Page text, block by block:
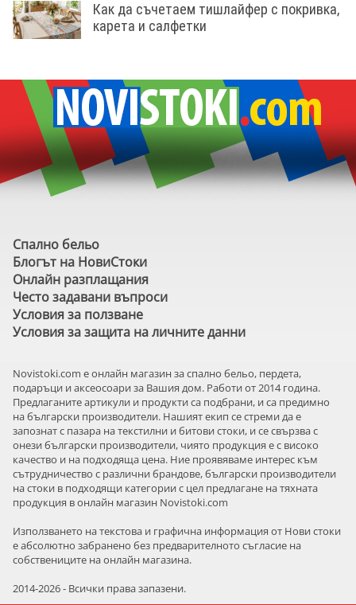
Как да съчетаем тишлайфер с покривка,
карета и салфетки
Спално бельо
Блогът на НовиСтоки
Онлайн разплащания
Често задавани въпроси
Условия за ползване
Условия за защита на личните данни
Novistoki.com e онлайн магазин за спално бельо, пердета,
подаръци и аксеосоари за Вашия дом. Работи от 2014 година.
Предлаганите артикули и продукти са подбрани, и са предимно
на български производители. Нашият екип се стреми да е
запознат с пазара на текстилни и битови стоки, и се свързва с
онези български производители, чиято продукция е с високо
качество и на подходяща цена. Ние проявяваме интерес към
сътрудничество с различни брандове, български производители
на стоки в подходящи категории с цел предлагане на тяхната
продукция в онлайн магазин Novistoki.com
Използването на текстова и графична информация от Нови стоки
е абсолютно забранено без предварителното съгласие на
собствениците на онлайн магазина.
2014-2026 - Всички права запазени.